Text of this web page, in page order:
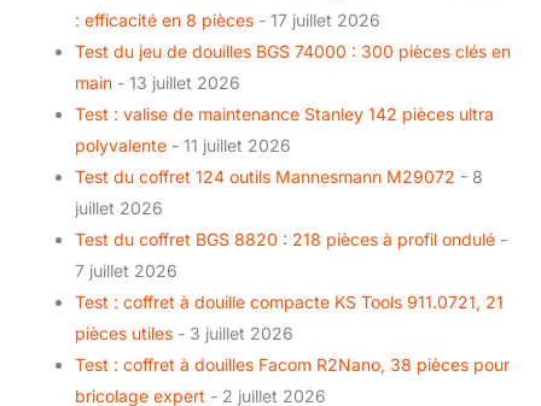
: efficacité en 8 pièces - 17 juillet 2026
Test du jeu de douilles BGS 74000 : 300 pièces clés en
main - 13 juillet 2026
Test : valise de maintenance Stanley 142 pièces ultra
polyvalente - 11 juillet 2026
Test du coffret 124 outils Mannesmann M29072 - 8
juillet 2026
Test du coffret BGS 8820 : 218 pièces à profil ondulé -
7 juillet 2026
Test : coffret à douille compacte KS Tools 911.0721, 21
pièces utiles - 3 juillet 2026
Test : coffret à douilles Facom R2Nano, 38 pièces pour
bricolage expert - 2 juillet 2026